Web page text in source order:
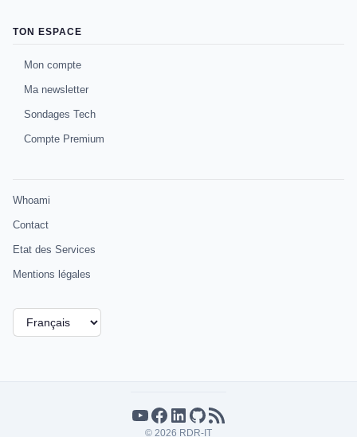
TON ESPACE
Mon compte
Ma newsletter
Sondages Tech
Compte Premium
Whoami
Contact
Etat des Services
Mentions légales
Choisir
une
YouTube
Facebook
LinkedIn
GitHub
Flux RSS
© 2026 RDR-IT